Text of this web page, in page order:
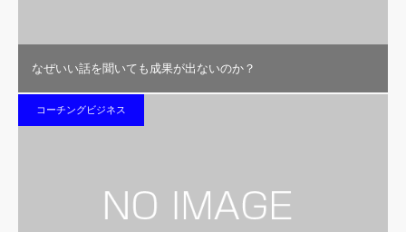
なぜいい話を聞いても成果が出ないのか？
コーチングビジネス